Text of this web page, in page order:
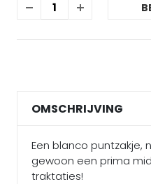
OMSCHRIJVING
Een blanco puntzakje,
gewoon een prima
traktaties!